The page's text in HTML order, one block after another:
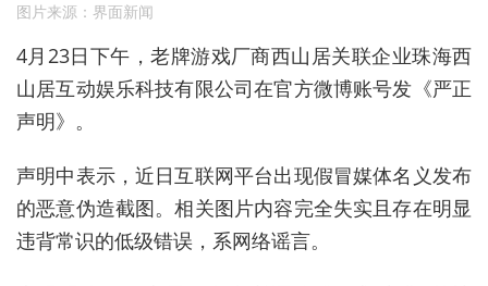
图片来源：界面新闻
4月 23日下午，老牌游戏厂商西山居关联企业珠海西
山居互动娱乐科技有限公司在官方微博账号发《严正
声明》。
声明中表示，近日互联网平台出现假冒媒体名义发布
的恶意伪造截图。相关图片内容完全失实且存在明显
违背常识的低级错误，系网络谣言。